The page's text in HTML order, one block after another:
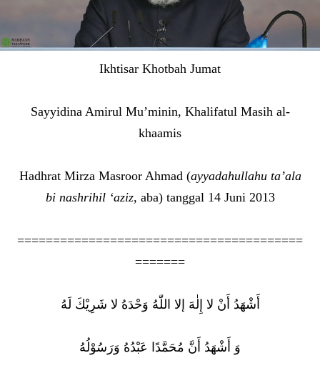
Ikhtisar Khotbah Jumat
Sayyidina Amirul Mu’minin, Khalifatul Masih al-
khaamis
Hadhrat Mirza Masroor Ahmad (ayyadahullahu ta’ala
bi nashrihil ‘aziz, aba) tanggal 14 Juni 2013
========================================
=======
أَشْهَدُ أَنْ لا إِلٰهَ إلا اللّٰهُ وَحْدَهُ لا شَرِيْكَ لَهُ
وَ أَشْهَدُ أَنَّ مُحَمَّدًا عَبْدُهُ وَرَسُوْلُهُ